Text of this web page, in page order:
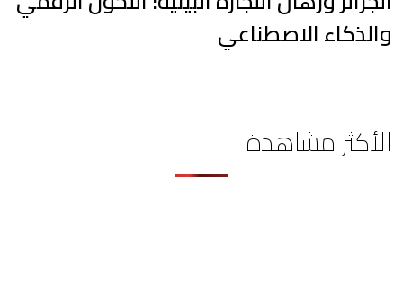
والذكاء الاصطناعي
الأكثر مشاهدة